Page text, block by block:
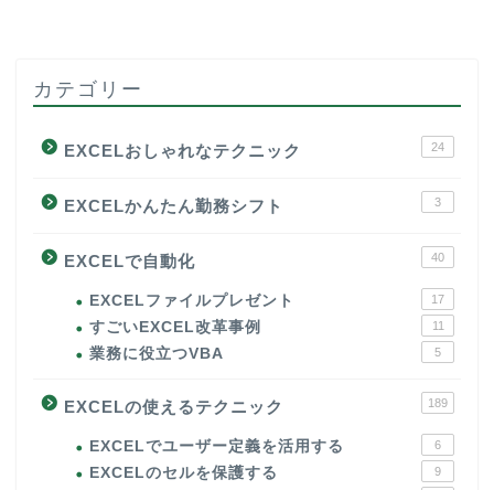
カテゴリー
EXCELおしゃれなテクニック 24
EXCELかんたん勤務シフト 3
EXCELで自動化 40
EXCELファイルプレゼント 17
すごいEXCEL改革事例 11
業務に役立つVBA 5
EXCELの使えるテクニック 189
EXCELでユーザー定義を活用する 6
EXCELのセルを保護する 9